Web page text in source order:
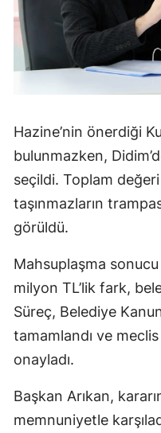
Hazine’nin önerdiği
bulunmazken,
seçildi. Toplam
taşınmazların
görüldü.
Mahsuplaşma
milyon TL’lik fark,
Süreç, Belediye
tamamlandı ve
onayladı.
Başkan Arıkan,
memnuniyetle